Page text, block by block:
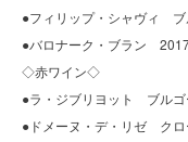
●フィリップ・シャヴィ
●バロナーク・ブラン
◇赤ワイン◇
●ラ・ジブリヨット ブル
●ドメーヌ・デ・リゼ ク